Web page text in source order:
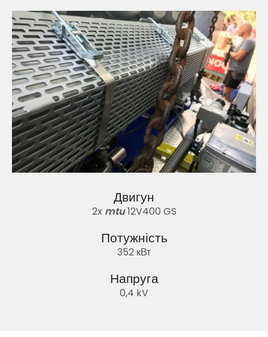
Двигун
2x mtu12V400 GS
Потужність
352 кВт
Напруга
0,4 kV